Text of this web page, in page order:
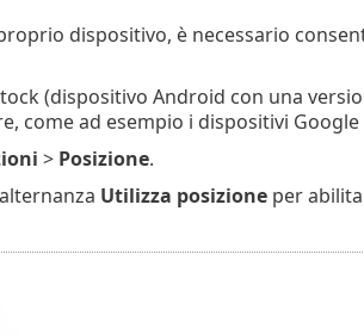
dispositivo, è necessario
(dispositivo Android con una
come ad esempio i dispositivi Google
> Posizione.
Utilizza posizioneper